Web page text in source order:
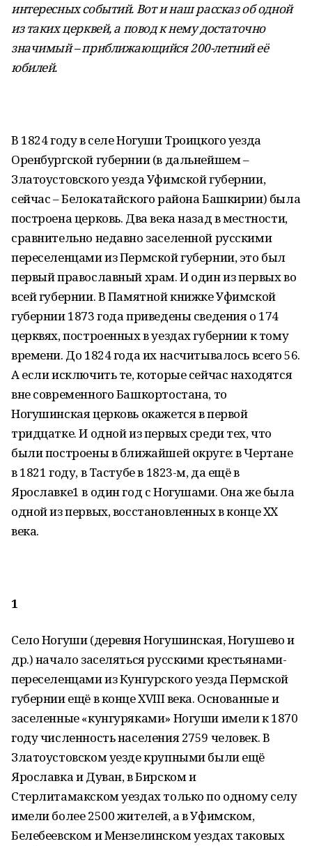
интересных событий. Вот и наш рассказ об одной
из таких церквей, а повод к нему достаточно
значимый – приближающийся 200-летний её
юбилей.
В 1824 году в селе Ногуши Троицкого уезда
Оренбургской губернии (в дальнейшем –
Златоустовского уезда Уфимской губернии,
сейчас – Белокатайского района Башкирии) была
построена церковь. Два века назад в местности,
сравнительно недавно заселенной русскими
переселенцами из Пермской губернии, это был
первый православный храм. И один из первых во
всей губернии. В Памятной книжке Уфимской
губернии 1873 года приведены сведения о 174
церквях, построенных в уездах губернии к тому
времени. До 1824 года их насчитывалось всего 56.
А если исключить те, которые сейчас находятся
вне современного Башкортостана, то
Ногушинская церковь окажется в первой
тридцатке. И одной из первых среди тех, что
были построены в ближайшей округе: в Чертане
в 1821 году, в Тастубе в 1823-м, да ещё в
Ярославке1 в один год с Ногушами. Она же была
одной из первых, восстановленных в конце XX
века.
1
Село Ногуши (деревня Ногушинская, Ногушево и
др.) начало заселяться русскими крестьянами-
переселенцами из Кунгурского уезда Пермской
губернии ещё в конце XVIII века. Основанные и
заселенные «кунгуряками» Ногуши имели к 1870
году численность населения 2759 человек. В
Златоустовском уезде крупными были ещё
Ярославка и Дуван, в Бирском и
Стерлитамакском уездах только по одному селу
имели более 2500 жителей, а в Уфимском,
Белебеевском и Мензелинском уездах таковых